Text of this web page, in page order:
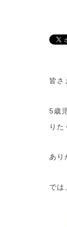
皆さ
5歳
りた
あり
では